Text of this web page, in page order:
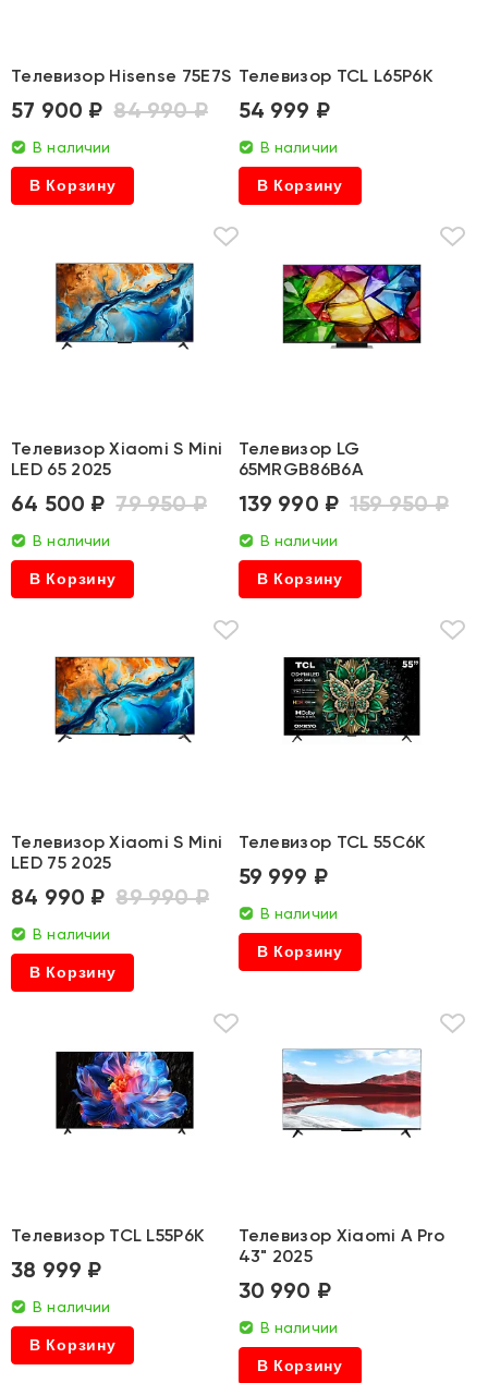
Телевизор Hisense 75E7S
57 900 ₽ 84 990 ₽
В наличии
В Корзину
Телевизор TCL L65P6K
54 999 ₽
В наличии
В Корзину
Телевизор Xiaomi S Mini
LED 65 2025
64 500 ₽ 79 950 ₽
В наличии
В Корзину
Телевизор LG
65MRGB86B6A
139 990 ₽ 159 950 ₽
В наличии
В Корзину
Телевизор Xiaomi S Mini
LED 75 2025
84 990 ₽ 89 990 ₽
В наличии
В Корзину
Телевизор TCL 55C6K
59 999 ₽
В наличии
В Корзину
Телевизор TCL L55P6K
38 999 ₽
В наличии
В Корзину
Телевизор Xiaomi A Pro
43" 2025
30 990 ₽
В наличии
В Корзину